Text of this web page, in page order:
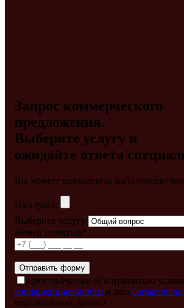
Запрос коммерческого
предложения.
Выберите услугу и
ожидайте ответа
Вы можете прикрепить файл (проект
Ваш файл:
Выберите услугу
Номер телефона*
agree прочитал(-а) и принимаю
конфиденциальности и даю согласие на
персональных данных